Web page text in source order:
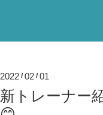
2022 /02 /01
新トレーナー